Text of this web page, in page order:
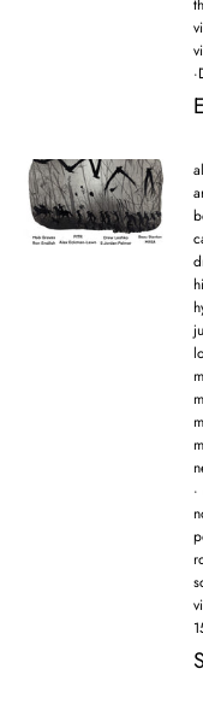
·
·